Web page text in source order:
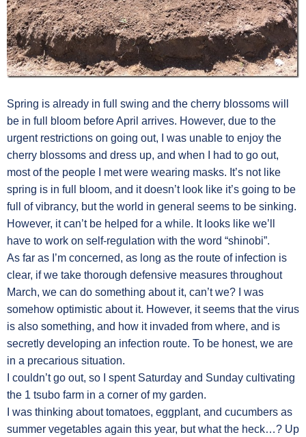
Spring is already in full swing and the cherry blossoms will
be in full bloom before April arrives. However, due to the
urgent restrictions on going out, I was unable to enjoy the
cherry blossoms and dress up, and when I had to go out,
most of the people I met were wearing masks. It’s not like
spring is in full bloom, and it doesn’t look like it’s going to be
full of vibrancy, but the world in general seems to be sinking.
However, it can’t be helped for a while. It looks like we’ll
have to work on self-regulation with the word “shinobi”.
As far as I’m concerned, as long as the route of infection is
clear, if we take thorough defensive measures throughout
March, we can do something about it, can’t we? I was
somehow optimistic about it. However, it seems that the virus
is also something, and how it invaded from where, and is
secretly developing an infection route. To be honest, we are
in a precarious situation.
I couldn’t go out, so I spent Saturday and Sunday cultivating
the 1 tsubo farm in a corner of my garden.
I was thinking about tomatoes, eggplant, and cucumbers as
summer vegetables again this year, but what the heck…? Up